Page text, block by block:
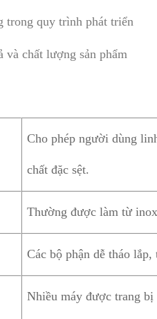
trong quy trình phát triển
và chất lượng sản phẩm
Cho phép người dùng
chất đặc sệt.
Thường được làm từ inox
Các bộ phận dễ tháo
Nhiều máy được trang